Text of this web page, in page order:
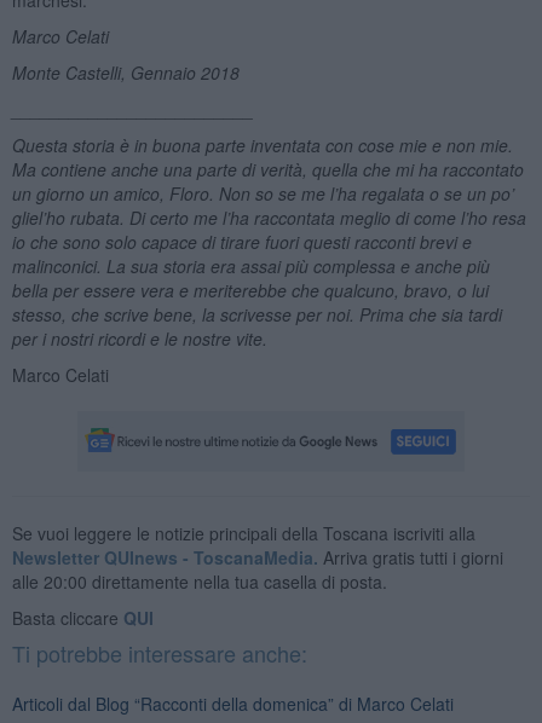
Marco Celati
Monte Castelli, Gennaio 2018
Questa storia è in buona parte inventata con cose mie e non mie.
Ma contiene anche una parte di verità , quella che mi ha raccontato
un giorno un amico, Floro. Non so se me l’ha regalata o se un po’
gliel’ho rubata. Di certo me l’ha raccontata meglio di come l’ho resa
io che sono solo capace di tirare fuori questi racconti brevi e
malinconici. La sua storia era assai più complessa e anche più
bella per essere vera e meriterebbe che qualcuno, bravo, o lui
stesso, che scrive bene, la scrivesse per noi. Prima che sia tardi
per i nostri ricordi e le nostre vite.
Marco Celati
Se vuoi leggere le notizie principali della Toscana iscriviti alla
Newsletter QUInews - ToscanaMedia. Arriva gratis tutti i giorni
alle 20:00 direttamente nella tua casella di posta.
Basta cliccare QUI
Ti potrebbe interessare anche:
Articoli dal Blog “Racconti della domenica” di Marco Celati